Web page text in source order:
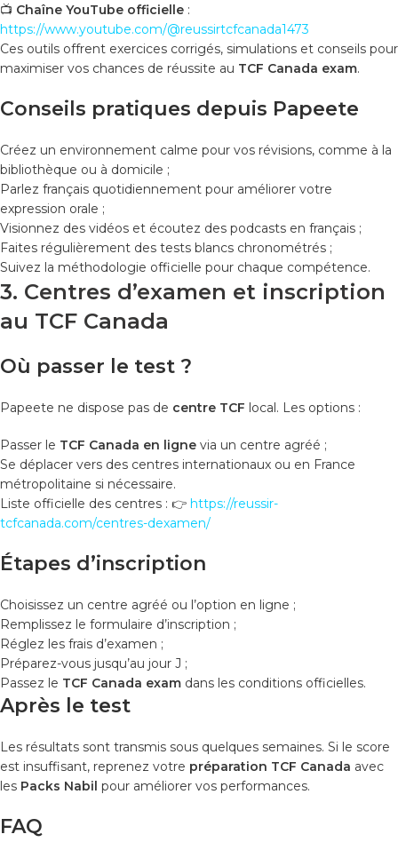
📺 Chaîne YouTube officielle :
https://www.youtube.com/@reussirtcfcanada1473
Ces outils offrent exercices corrigés, simulations et conseils pour
maximiser vos chances de réussite au TCF Canada exam.
Conseils pratiques depuis Papeete
Créez un environnement calme pour vos révisions, comme à la
bibliothèque ou à domicile ;
Parlez français quotidiennement pour améliorer votre
expression orale ;
Visionnez des vidéos et écoutez des podcasts en français ;
Faites régulièrement des tests blancs chronométrés ;
Suivez la méthodologie officielle pour chaque compétence.
3. Centres d’examen et inscription
au TCF Canada
Où passer le test ?
Papeete ne dispose pas de centre TCF local. Les options :
Passer le TCF Canada en ligne via un centre agréé ;
Se déplacer vers des centres internationaux ou en France
métropolitaine si nécessaire.
Liste officielle des centres : 👉 https://reussir-
tcfcanada.com/centres-dexamen/
Étapes d’inscription
Choisissez un centre agréé ou l’option en ligne ;
Remplissez le formulaire d’inscription ;
Réglez les frais d’examen ;
Préparez-vous jusqu’au jour J ;
Passez le TCF Canada exam dans les conditions officielles.
Après le test
Les résultats sont transmis sous quelques semaines. Si le score
est insuffisant, reprenez votre préparation TCF Canada avec
les Packs Nabil pour améliorer vos performances.
FAQ